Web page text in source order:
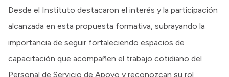
Desde el Instituto destacaron el interés y la participación
alcanzada en esta propuesta formativa, subrayando la
importancia de seguir fortaleciendo espacios de
capacitación que acompañen el trabajo cotidiano del
Personal de Servicio de Apoyo y reconozcan su rol